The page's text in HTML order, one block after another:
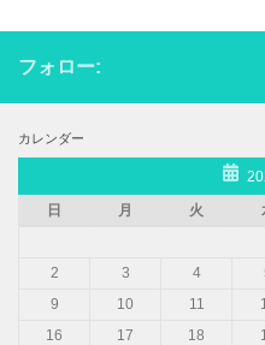
フォロー:
カレンダー
日
月 火
2
3 4
9
10 11
16
17 18